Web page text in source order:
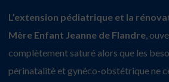
L’extension pédiatrique et la
Mère Enfant Jeanne de Flandre,
complètement saturé alors que les
périnatalité et gynéco-obstétrique ne